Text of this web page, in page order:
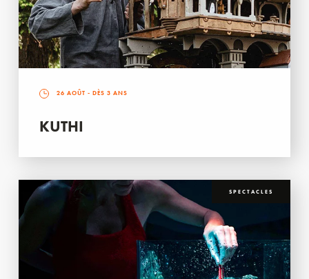
26 AOÛT - DÈS 3 ANS
KUTHI
SPECTACLES